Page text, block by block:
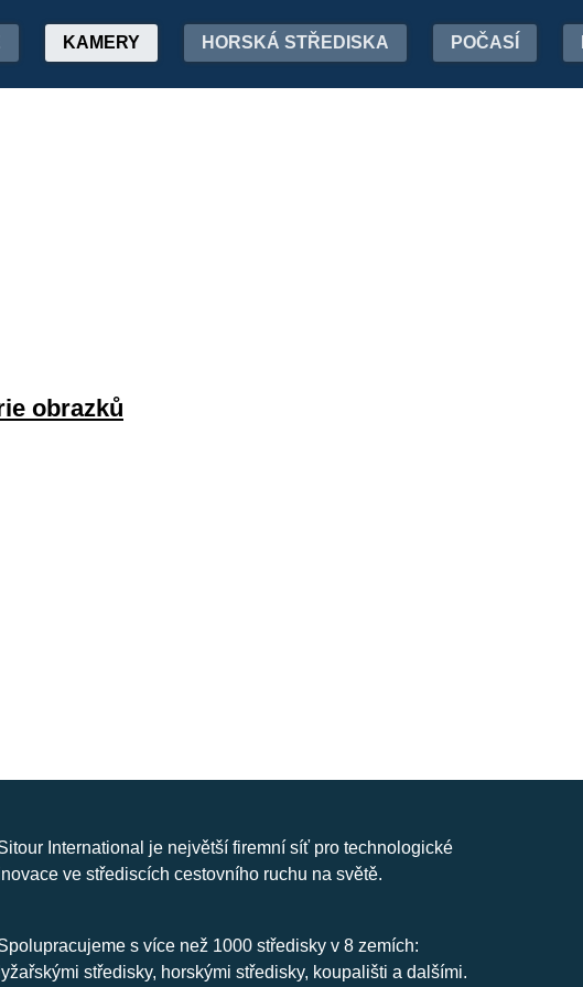
KAMERY HORSKÁ STŘEDISKA POČASÍ
obrazků
International je největší firemní síť pro technologické
ve střediscích cestovního ruchu na světě.
s více než 1000 středisky v 8 zemích:
lyžařskými středisky, horskými středisky, koupališti a dalšími.